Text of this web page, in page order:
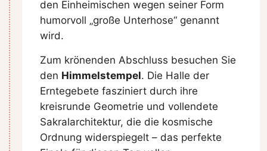
den Einheimischen wegen seiner Form
humorvoll „große Unterhose“ genannt
wird.
Zum krönenden Abschluss besuchen Sie
den Himmelstempel. Die Halle der
Erntegebete fasziniert durch ihre
kreisrunde Geometrie und vollendete
Sakralarchitektur, die die kosmische
Ordnung widerspiegelt – das perfekte